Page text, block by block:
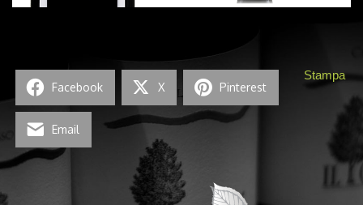
Stampa
Facebook X Pinterest
Email